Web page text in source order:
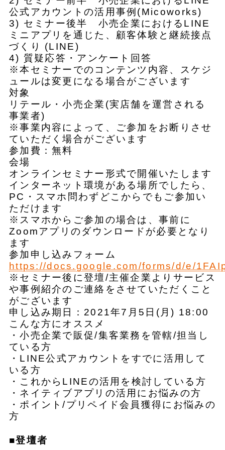
公式アカウントの活用事例(Micoworks)
3) セミナー後半 小売企業におけるLINE
ミニアプリを通じた、顧客体験と継続接点
づくり (LINE)
4) 質疑応答・アンケート回答
※本セミナーでのコンテンツ内容、スケジ
ュールは変更になる場合がございます
対象
リテール・小売企業(実店舗を運営される
事業者)
※事業内容によって、ご参加をお断りさせ
ていただく場合がございます
参加費：無料
会場
オンラインセミナー形式で開催いたします
インターネット環境がある場所でしたら、
PC・スマホ問わずどこからでもご参加い
ただけます
※スマホからご参加の場合は、事前に
Zoomアプリのダウンロードが必要となり
ます
参加申し込みフォーム
https://docs.google.com/forms/d/e/
※セミナー後に登壇/主催企業よりサービス
や事例紹介のご連絡をさせていただくこと
がございます
申し込み期日：2021年7月5日(月) 18:00
こんな方にオススメ
・小売企業で販促/集客業務を管轄/担当し
ている方
・LINE公式アカウントをすでに活用して
いる方
・これからLINEの活用を検討している方
・ネイティブアプリの活用にお悩みの方
・ポイント/プリペイド会員獲得にお悩みの
方
■登壇者